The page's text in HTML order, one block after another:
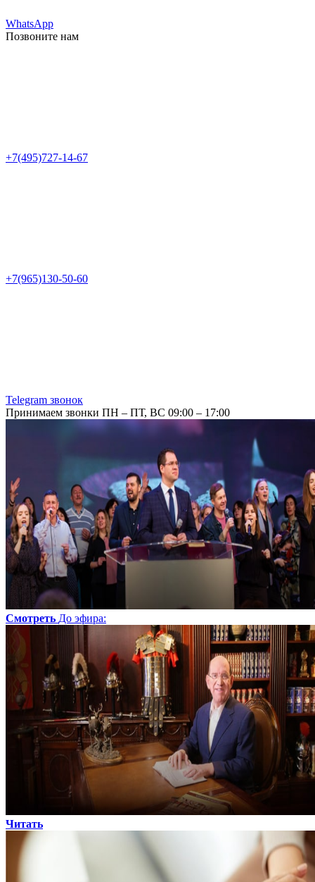
WhatsApp
Позвоните нам
+7(495)727-14-67
+7(965)130-50-60
Telegram звонок
Принимаем звонки ПН – ПТ, ВС 09:00 – 17:00
Смотреть До эфира:
Читать